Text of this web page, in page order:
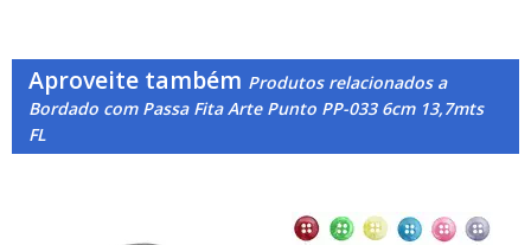
Aproveite também Produtos relacionados a
Bordado com Passa Fita Arte Punto PP-033 6cm 13,7mts
FL